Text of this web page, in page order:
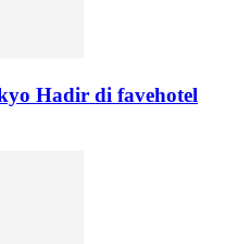
Hadir di favehotel